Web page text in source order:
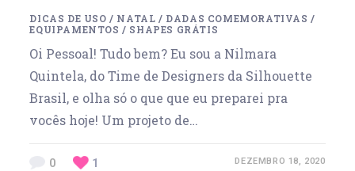
DICAS DE USO / NATAL / DADAS COMEMORATIVAS /
EQUIPAMENTOS / SHAPES GRÁTIS
Oi Pessoal! Tudo bem? Eu sou a Nilmara
Quintela, do Time de Designers da Silhouette
Brasil, e olha só o que que eu preparei pra
vocês hoje! Um projeto de…
0 1 DEZEMBRO 18, 2020